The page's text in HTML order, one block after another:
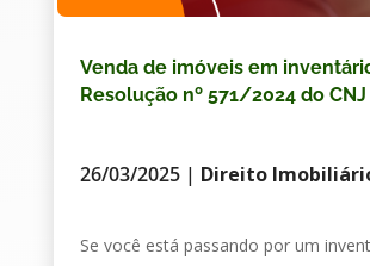
Venda de imóveis em
Resolução nº 571/2024 do CNJ
26/03/2025| Direito
Se você está passando por um